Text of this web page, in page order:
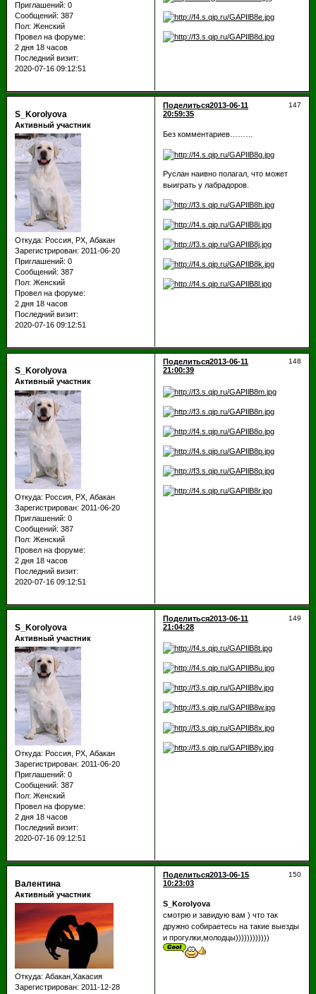
Приглашений: 0
Сообщений: 387
Пол: Женский
Провел на форуме:
2 дня 18 часов
Последний визит:
2020-07-16 09:12:51
Поделиться 147
2013-06-11
20:59:35
S_Korolyova
Активный участник
Откуда: Россия, РХ, Абакан
Зарегистрирован: 2011-06-20
Приглашений: 0
Сообщений: 387
Пол: Женский
Провел на форуме:
2 дня 18 часов
Последний визит:
2020-07-16 09:12:51
Без комментариев………
Руслан наивно полагал, что может
выиграть у лабрадоров.
Поделиться 148
2013-06-11
21:00:39
S_Korolyova
Активный участник
Откуда: Россия, РХ, Абакан
Зарегистрирован: 2011-06-20
Приглашений: 0
Сообщений: 387
Пол: Женский
Провел на форуме:
2 дня 18 часов
Последний визит:
2020-07-16 09:12:51
Поделиться 149
2013-06-11
21:04:28
S_Korolyova
Активный участник
Откуда: Россия, РХ, Абакан
Зарегистрирован: 2011-06-20
Приглашений: 0
Сообщений: 387
Пол: Женский
Провел на форуме:
2 дня 18 часов
Последний визит:
2020-07-16 09:12:51
Поделиться 150
2013-06-15
10:23:03
Валентина
Активный участник
Откуда: Абакан,Хакасия
Зарегистрирован: 2011-12-28
S_Korolyova
смотрю и завидую вам ) что так
дружно собираетесь на такие выезды
и прогулки,молодцы))))))))))))